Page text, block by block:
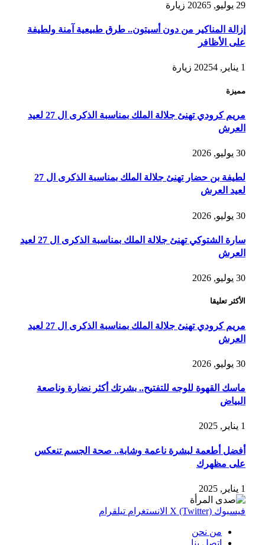
29 يوليو, 2026 5 زيارة
إزالة المناكير من دون أسيتون.. طرق طبيعية آمنة ولطيفة
على الأظافر
1 يناير, 2025 4 زيارة
مميزة
مريم كرودي تهنئ جلالة الملك بمناسبة الذكرى ال 27 لعيد
العرش
30 يوليو, 2026
لطيفة بن حضار تهنئ جلالة الملك بمناسبة الذكرى ال 27
لعيد العرش
30 يوليو, 2026
سارة الشتوكي تهنئ جلالة الملك بمناسبة الذكرى ال 27 لعيد
العرش
30 يوليو, 2026
الأكثر تعليقا
مريم كرودي تهنئ جلالة الملك بمناسبة الذكرى ال 27 لعيد
العرش
30 يوليو, 2026
ماسك القهوة للوجه للتفتيح.. بشرتك أكثر نضارة وناصعة
البياض
1 يناير, 2025
أفضل أطعمة لبشرة ناعمة وشابة.. صحة الجسم تنعكس
على مظهرك
1 يناير, 2025
فيسبوك X (Twitter) الانستغرام تيلقرام
من نحن
اتصل بنا